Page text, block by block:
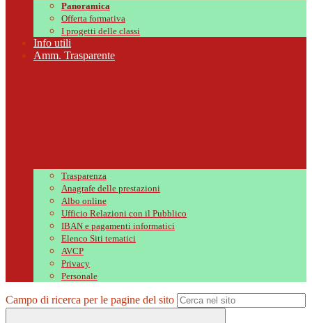
Panoramica
Offerta formativa
I progetti delle classi
Info utili
Amm. Trasparente
Trasparenza
Anagrafe delle prestazioni
Albo online
Ufficio Relazioni con il Pubblico
IBAN e pagamenti informatici
Elenco Siti tematici
AVCP
Privacy
Personale
Campo di ricerca per le pagine del sito